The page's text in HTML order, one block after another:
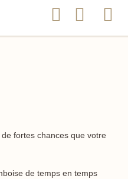
fortes chances que votre
de temps en temps